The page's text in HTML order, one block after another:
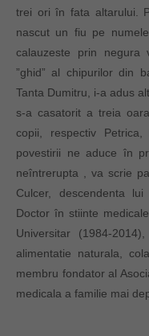
trei ori în fata altarului.
nascut un fiu pe
calauzeste prin
”ghid” al chipurilor din
Tanta Dumitru, i-a adus
s-a casatorit a treia
copii, respectiv
povestirii ne aduce în
neîntrerupta , va scrie
Culcer, descendenta
Doctor în stiinte
Universitar (1984-
alimentatie naturala,
membru fondator al
medicala a familie mai